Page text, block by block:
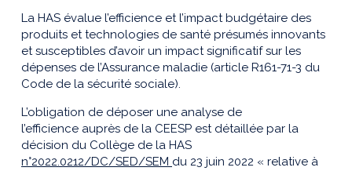
La HAS évalue l’efficience et l’impact budgétaire des
produits et technologies de santé présumés innovants
et susceptibles d’avoir un impact significatif sur les
dépenses de l’Assurance maladie (article R161-71-3 du
Code de la sécurité sociale).
L’obligation de déposer une analyse de
l’efficience auprès de la CEESP est détaillée par la
décision du Collège de la HAS
n°2022.0212/DC/SED/SEM du 23 juin 2022 « relative à